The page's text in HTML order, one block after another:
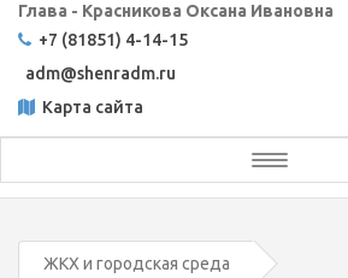
Глава - Красникова Оксана Ивановна
+7 (81851) 4-14-15
adm@shenradm.ru
Карта сайта
Toggle
navigation
ЖКХ и городская среда